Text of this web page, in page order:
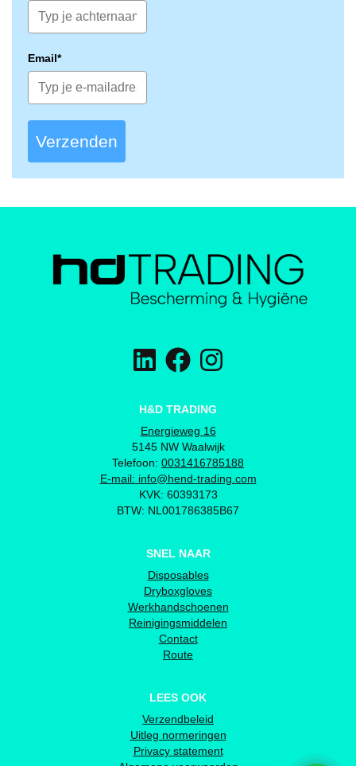
Email*
Verzenden
H&D TRADING
Energieweg 16
5145 NW Waalwijk
Telefoon: 0031416785188
E-mail: info@hend-trading.com
KVK: 60393173
BTW: NL001786385B67
SNEL NAAR
Disposables
Dryboxgloves
Werkhandschoenen
Reinigingsmiddelen
Contact
Route
LEES OOK
Verzendbeleid
Uitleg normeringen
Privacy statement